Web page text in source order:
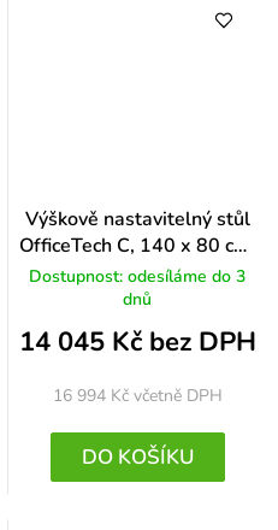
Výškově nastavitelný stůl
OfficeTech C, 140 x 80 cm,
černá podnož, světle šedá
Dostupnost: odesíláme do 3
dnů
14 045 Kč bez DPH
16 994 Kč včetně DPH
DO KOŠÍKU